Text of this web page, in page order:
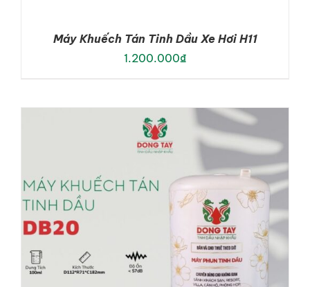
ADD TO CART /
Máy Khuếch Tán Tinh Dầu Xe Hơi H11
1.200.000₫